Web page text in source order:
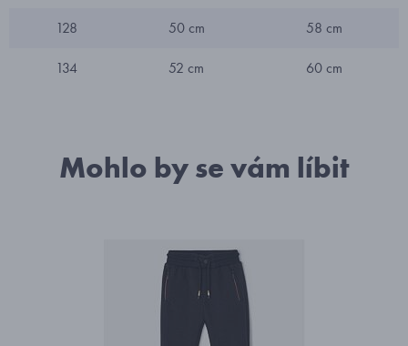
128 50 cm 58 cm
134 52 cm 60 cm
Mohlo by se vám líbit